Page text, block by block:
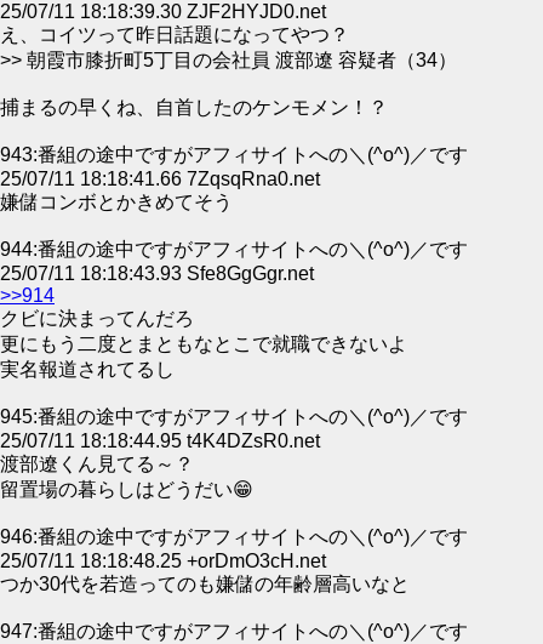
25/07/11 18:18:39.30 ZJF2HYJD0.net
え、コイツって昨日話題になってやつ？
>> 朝霞市膝折町5丁目の会社員 渡部遼 容疑者（34）
捕まるの早くね、自首したのケンモメン！？
943:番組の途中ですがアフィサイトへの＼(^o^)／です
25/07/11 18:18:41.66 7ZqsqRna0.net
嫌儲コンボとかきめてそう
944:番組の途中ですがアフィサイトへの＼(^o^)／です
25/07/11 18:18:43.93 Sfe8GgGgr.net
>>914
クビに決まってんだろ
更にもう二度とまともなとこで就職できないよ
実名報道されてるし
945:番組の途中ですがアフィサイトへの＼(^o^)／です
25/07/11 18:18:44.95 t4K4DZsR0.net
渡部遼くん見てる～？
留置場の暮らしはどうだい😁
946:番組の途中ですがアフィサイトへの＼(^o^)／です
25/07/11 18:18:48.25 +orDmO3cH.net
つか30代を若造ってのも嫌儲の年齢層高いなと
947:番組の途中ですがアフィサイトへの＼(^o^)／です